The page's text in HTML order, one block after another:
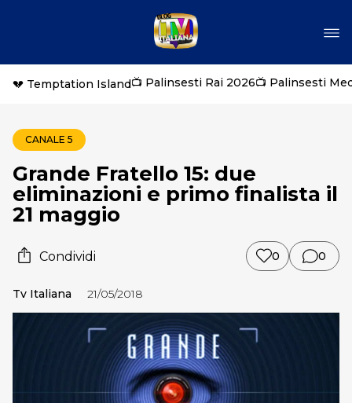
💔 Temptation Island📺 Palinsesti Rai 2026📺 Palinsesti
CANALE 5
Grande Fratello 15: due
eliminazioni e primo finalista il
21 maggio
Condividi 0 0
Tv Italiana 21/05/2018